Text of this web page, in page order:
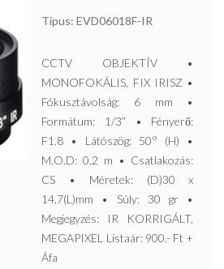
Típus: EVD06018F-IR
CCTV OBJEKTÍV •
MONOFOKÁLIS, FIX IRISZ •
Fókusztávolság: 6 mm •
Formátum: 1/3” • Fényerő:
F1.8 • Látószög: 50° (H) •
M.O.D: 0,2 m • Csatlakozás:
CS • Méretek: (D)30 x
14,7(L)mm • Súly: 30 gr •
Megjegyzés: IR KORRIGÁLT,
MEGAPIXEL Listaár: 900.- Ft +
Áfa